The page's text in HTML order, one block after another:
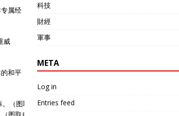
属经
威
和平
科技
財經
軍事
META
Log in
Entries feed